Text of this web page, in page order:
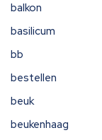
balkon
basilicum
bb
bestellen
beuk
beukenhaag